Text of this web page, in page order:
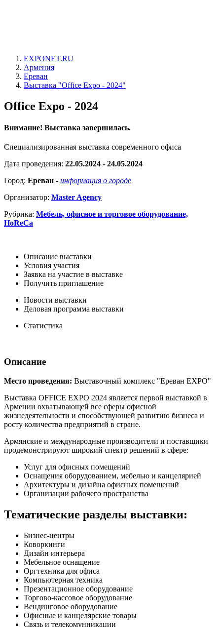
EXPONET.RU
Армения
Ереван
Выставка "Office Expo - 2024"
Office Expo - 2024
Внимание! Выставка завершилась.
Специализированная выставка современного офиса
Дата проведения: 22.05.2024 - 24.05.2024
Город: Ереван - информация о городе
Организатор: Master Agency
Рубрика: Мебель, офисное и торговое оборудование,
HoReCa
Описание выставки
Условия участия
Заявка на участие в выставке
Получить приглашение
Новости выставки
Деловая программа выставки
Статистика
Описание
Место проведения: Выставочный комплекс "Ереван EXPO"
Выставка OFFICE EXPO 2024 является первой выставкой в
Армении охватывающей все сферы офисной
жизнедеятельности и способствующей развитию бизнеса и
росту количества предприятий в стране.
Армянские и международные производители и поставщики
продемонстрируют широкий спектр решений в сфере:
Услуг для офисных помещений
Оснащения оборудованием, мебелью и канцелярией
Архитектуры и дизайна офисных помещений
Организации рабочего пространства
Тематические разделы выставки:
Бизнес-центры
Коворкинги
Дизайн интерьера
Мебельное оснащение
Оргтехника для офиса
Компьютерная техника
Презентационное оборудование
Торгово-кассовое оборудование
Вендинговое оборудование
Офисные и канцелярские товары
Связь и телекомунникации